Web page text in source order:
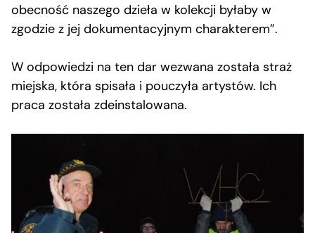
obecność naszego dzieła w kolekcji byłaby w
zgodzie z jej dokumentacyjnym charakterem”.
W odpowiedzi na ten dar wezwana została straż
miejska, która spisała i pouczyła artystów. Ich
praca została zdeinstalowana.